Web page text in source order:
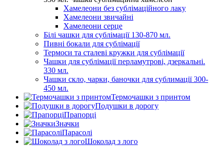
Хамелеони без сублімаційного лаку
Хамелеони звичайні
Хамелеони серце
Білі чашки для сублімації 130-870 мл.
Пивні бокали для сублімації
Термоси та сталеві кружки для сублімації
Чашки для сублімації перламутрові, дзеркальні.
330 мл.
Чашки скло, чарки, баночки для сублимації 300-
450 мл.
Термочашки з принтом
Подушки в дорогу
Прапорці
Значки
Парасолі
Шоколад з лого